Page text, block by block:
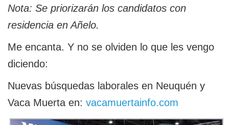
Nota: Se priorizarán los candidatos con
residencia en Añelo.
Me encanta. Y no se olviden lo que les vengo
diciendo:
Nuevas búsquedas laborales en Neuquén y
Vaca Muerta en: vacamuertainfo.com